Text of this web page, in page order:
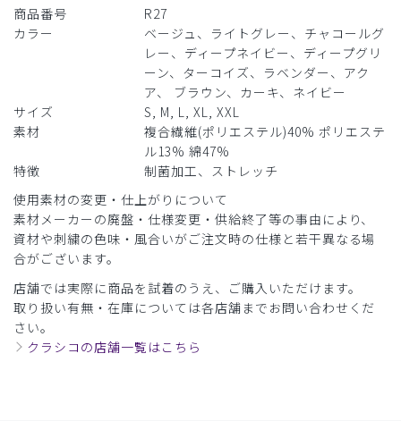
年齢:50代 151-155cm
サイズ感
大きめ
よく伸びる
伸びない
厚い
ロンハーマンのスクラブ 、気に入りました。
商品：
R27メンズ:Ron Herman スクラブトップス/ライ
​7 ​8
商品番号
R27
カラー
ベージュ、ライトグレー、チャコールグ
レー、ディープネイビー、ディープグリ
ーン、ターコイズ、ラベンダー、アク
ア、 ブラウン、カーキ、ネイビー
サイズ
S, M, L, XL, XXL
素材
複合繊維(ポリエステル)40% ポリエステ
ル13% 綿47%
特徴
制菌加工、ストレッチ
使用素材の変更・仕上がりについて
素材メーカーの廃盤・仕様変更・供給終了等の事由により、
資材や刺繍の色味・風合いがご注文時の仕様と若干異なる場
合がございます。
店舗では実際に商品を試着のうえ、ご購入いただけます。
取り扱い有無・在庫については各店舗までお問い合わせくだ
さい。
クラシコの店舗一覧はこちら